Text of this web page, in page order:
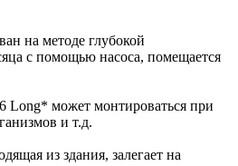
на методе глубокой
с помощью насоса, помещается
может монтироваться при
и т.д.
из здания, залегает на